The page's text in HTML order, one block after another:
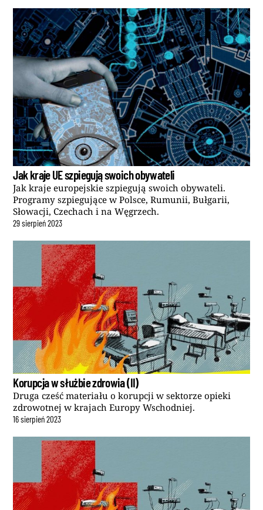
Jak kraje UE szpiegują swoich obywateli
Jak kraje europejskie szpiegują swoich obywateli.
Programy szpiegujące w Polsce, Rumunii, Bułgarii,
Słowacji, Czechach i na Węgrzech.
29sierpień2023
Korupcja w służbie zdrowia (II)
Druga cześć materiału o korupcji w sektorze opieki
zdrowotnej w krajach Europy Wschodniej.
16sierpień2023